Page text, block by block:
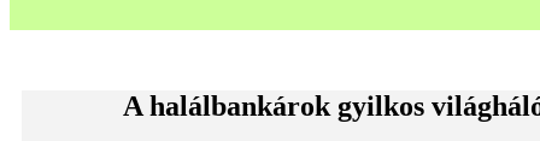
A halálbankárok gyilkos